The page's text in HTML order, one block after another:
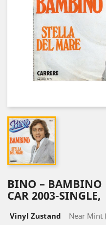
BINO – BAMBINO
CAR 2003-SINGLE,
Vinyl Zustand
Near Mint